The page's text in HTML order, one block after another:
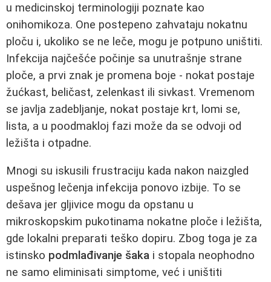
u medicinskoj terminologiji poznate kao
onihomikoza. One postepeno zahvataju nokatnu
ploču i, ukoliko se ne leče, mogu je potpuno uništiti.
Infekcija najčešće počinje sa unutrašnje strane
ploče, a prvi znak je promena boje - nokat postaje
žućkast, beličast, zelenkast ili sivkast. Vremenom
se javlja zadebljanje, nokat postaje krt, lomi se,
lista, a u poodmakloj fazi može da se odvoji od
ležišta i otpadne.
Mnogi su iskusili frustraciju kada nakon naizgled
uspešnog lečenja infekcija ponovo izbije. To se
dešava jer gljivice mogu da opstanu u
mikroskopskim pukotinama nokatne ploče i ležišta,
gde lokalni preparati teško dopiru. Zbog toga je za
istinsko podmlađivanje šaka i stopala neophodno
ne samo eliminisati simptome, već i uništiti